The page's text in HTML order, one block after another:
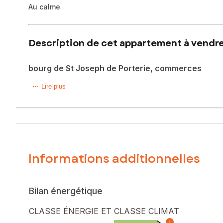
Au calme
Description de cet appartement à vendre
bourg de St Joseph de Porterie, commerces
Appartement de 33 m2 avec terrasse en plein coeur du
(plaque-vitro, frigo, hotte) donnant sur une terrasse, une
Prix de vente : 120 000 €
Honoraires charge vendeur
Contactez votre conseiller SAFTI : Agnès ROUXEL, Tél. :
Lire plus
Informations additionnelles
Bilan énergétique
CLASSE ÉNERGIE ET CLASSE CLIMAT